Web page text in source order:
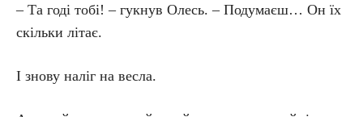
– Та годі тобі! – гукнув Олесь. – Подумаєш… Он їх
скільки літає.
І знову наліг на весла.